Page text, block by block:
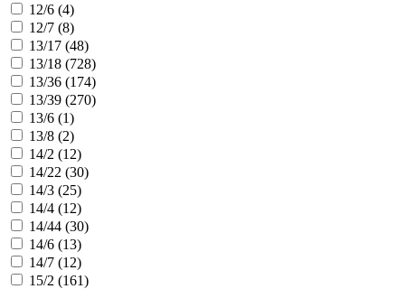
12/6 (4)
12/7 (8)
13/17 (48)
13/18 (728)
13/36 (174)
13/39 (270)
13/6 (1)
13/8 (2)
14/2 (12)
14/22 (30)
14/3 (25)
14/4 (12)
14/44 (30)
14/6 (13)
14/7 (12)
15/2 (161)